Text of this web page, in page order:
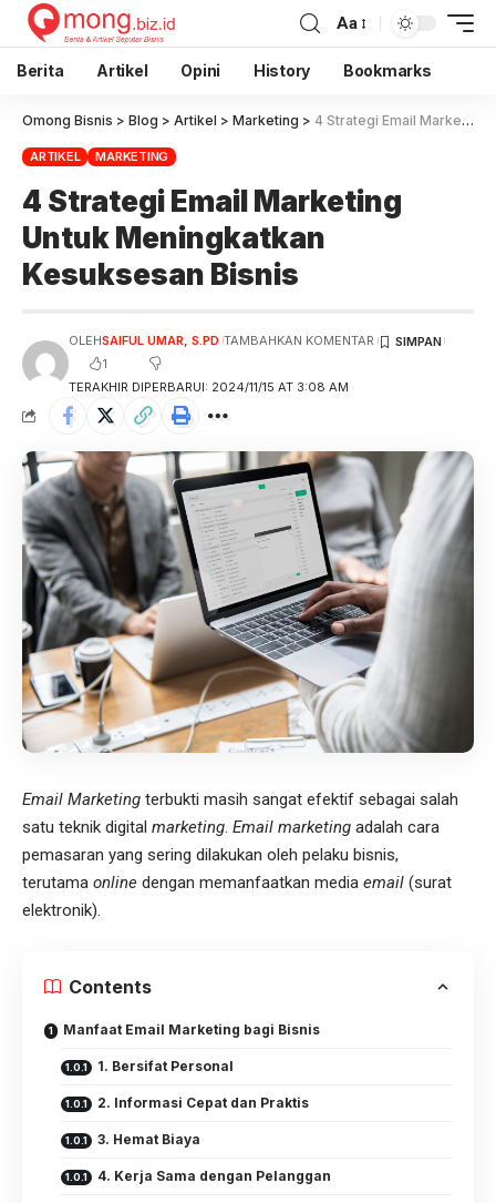
Aa
Berita Artikel Opini History Bookmarks
Omong Bisnis > Blog > Artikel > Marketing > 4 Strategi Email Marketing Untuk Meningkatkan Kesuksesan Bisnis
ARTIKEL MARKETING
4 Strategi Email Marketing
Untuk Meningkatkan
Kesuksesan Bisnis
TERAKHIR DIPERBARUI: 2024/11/15 AT 3:08 AM
OLEHSAIFUL UMAR, S.PD TAMBAHKAN KOMENTAR
1
Email Marketing terbukti masih sangat efektif sebagai salah
satu teknik digital marketing. Email marketing adalah cara
pemasaran yang sering dilakukan oleh pelaku bisnis,
terutama online dengan memanfaatkan media email (surat
elektronik).
Contents
Manfaat Email Marketing bagi Bisnis
1. Bersifat Personal
2. Informasi Cepat dan Praktis
3. Hemat Biaya
4. Kerja Sama dengan Pelanggan